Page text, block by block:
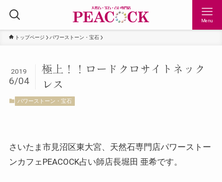
Menu
トップページ パワーストーン・宝石
極上！！ロードクロサイトネック
レス
2019
6/04
パワーストーン・宝石
さいたま市見沼区東大宮、天然石専門店パワーストー
ンカフェPEACOCK占い師店長堀田 亜希です。